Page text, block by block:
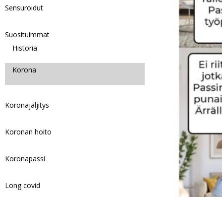
Sensuroidut
Suosituimmat
Historia
Korona
Koronajäljitys
Koronan hoito
Koronapassi
Long covid